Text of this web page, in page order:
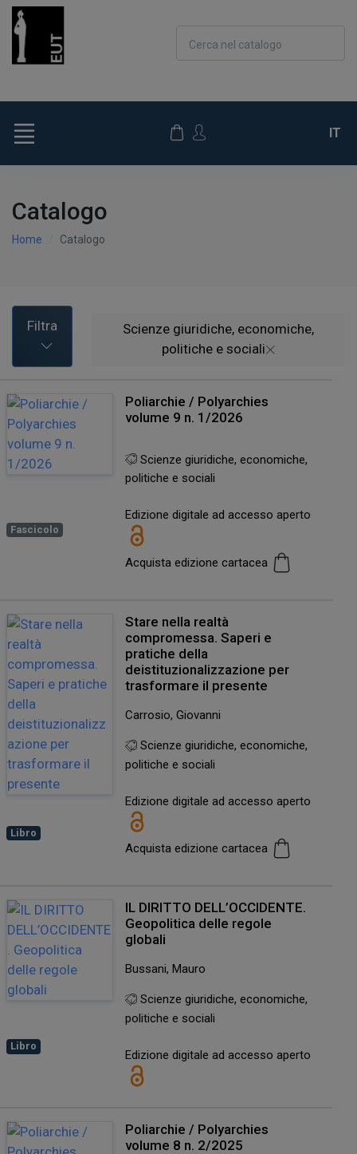
Cerca nel catalogo
IT
Catalogo
Home Catalogo
Filtra
Scienze giuridiche, economiche,
politiche e sociali
Fascicolo
Poliarchie / Polyarchies
volume 9 n. 1/2026
Scienze giuridiche, economiche,
politiche e sociali
Edizione digitale ad accesso aperto
Acquista edizione cartacea
Libro
Stare nella realtà
compromessa. Saperi e
pratiche della
deistituzionalizzazione per
trasformare il presente
Carrosio, Giovanni
Scienze giuridiche, economiche,
politiche e sociali
Edizione digitale ad accesso aperto
Acquista edizione cartacea
Libro
IL DIRITTO DELL’OCCIDENTE.
Geopolitica delle regole
globali
Bussani, Mauro
Scienze giuridiche, economiche,
politiche e sociali
Edizione digitale ad accesso aperto
Poliarchie / Polyarchies
volume 8 n. 2/2025